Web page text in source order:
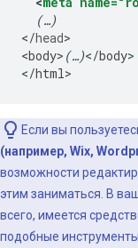
(…)
</head>
<body> (…)</body>
</html>
Если вы
(например, Wix,
возможности
этим заниматься. В
всего, имеется
подобные инструменты.